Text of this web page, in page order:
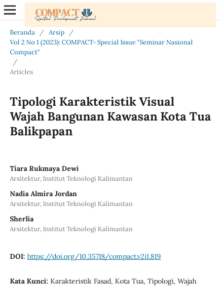
Beranda / Arsip
/
Vol 2 No 1 (2023): COMPACT- Special Issue "Seminar Nasional
Compact"
/
Articles
Tipologi Karakteristik Visual
Wajah Bangunan Kawasan Kota Tua
Balikpapan
Tiara Rukmaya Dewi
Arsitektur, Institut Teknologi Kalimantan
Nadia Almira Jordan
Arsitektur, Institut Teknologi Kalimantan
Sherlia
Arsitektur, Institut Teknologi Kalimantan
DOI: https://doi.org/10.35718/compact.v2i1.819
Kata Kunci: Karakteristik Fasad, Kota Tua, Tipologi, Wajah